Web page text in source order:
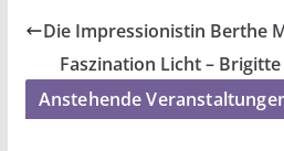
Die Impressionistin Berthe
Faszination Licht –
Anstehende